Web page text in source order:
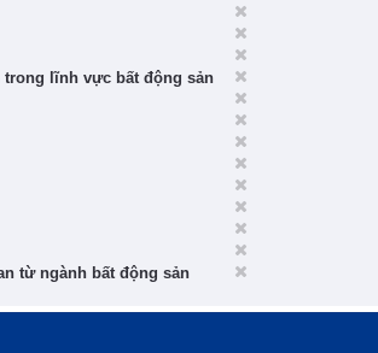
trong lĩnh vực bất động sản
từ ngành bất động sản